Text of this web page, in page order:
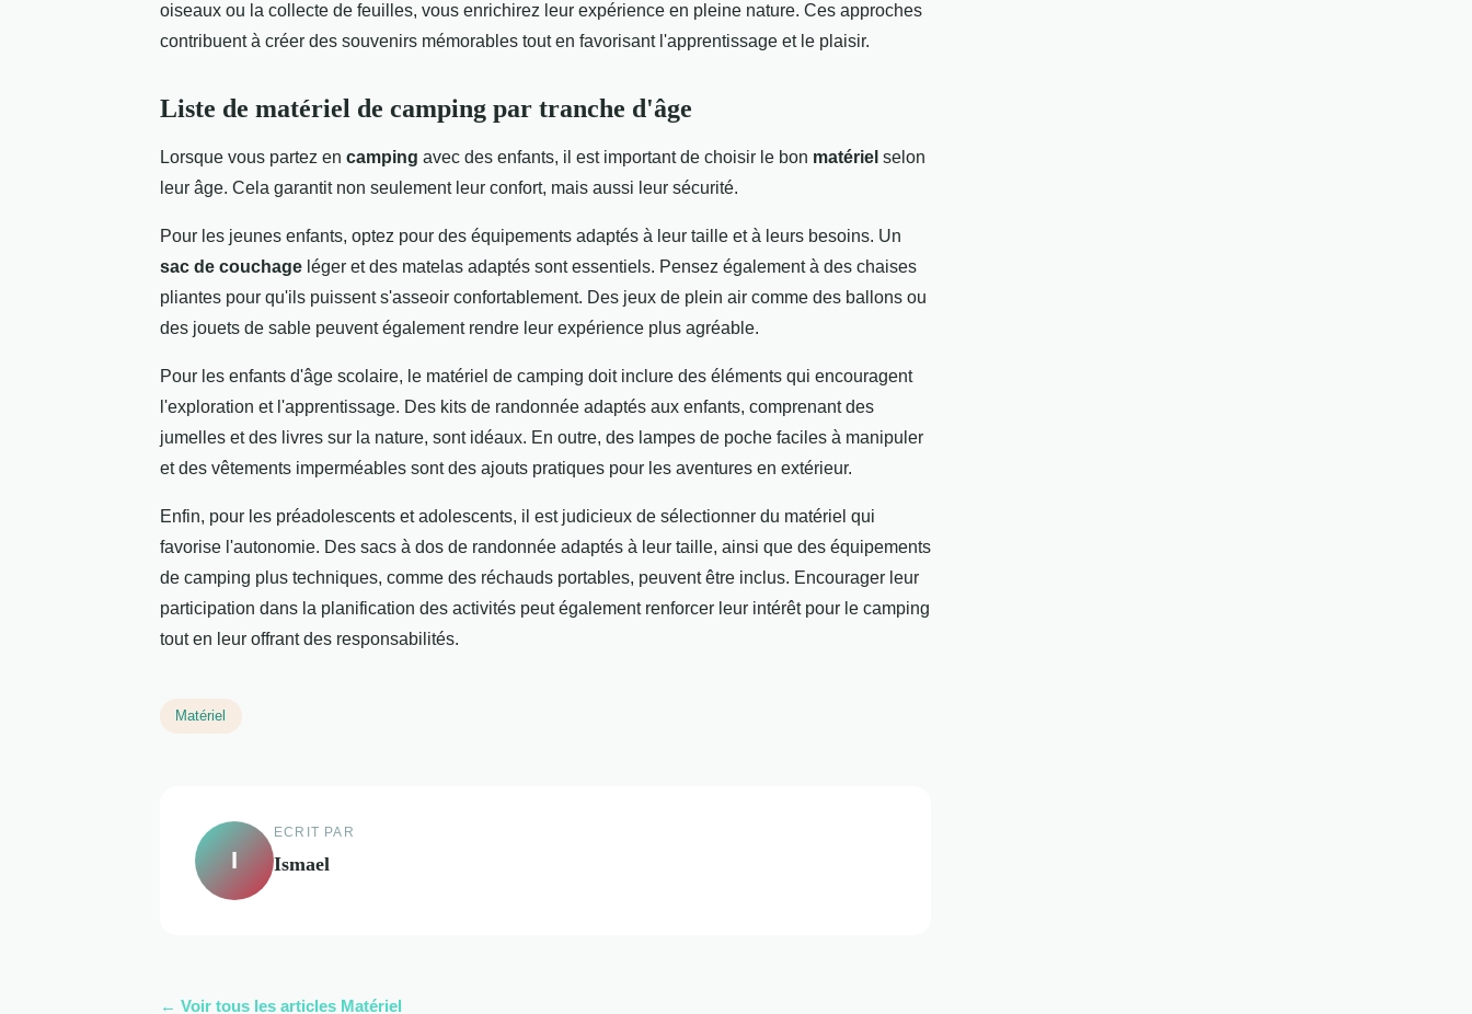
oiseaux ou la collecte de feuilles, vous enrichirez leur expérience en pleine nature. Ces approches
contribuent à créer des souvenirs mémorables tout en favorisant l'apprentissage et le plaisir.
Liste de matériel de camping par tranche d'âge
Lorsque vous partez en camping avec des enfants, il est important de choisir le bon matériel selon
leur âge. Cela garantit non seulement leur confort, mais aussi leur sécurité.
Pour les jeunes enfants, optez pour des équipements adaptés à leur taille et à leurs besoins. Un
sac de couchage léger et des matelas adaptés sont essentiels. Pensez également à des chaises
pliantes pour qu'ils puissent s'asseoir confortablement. Des jeux de plein air comme des ballons ou
des jouets de sable peuvent également rendre leur expérience plus agréable.
Pour les enfants d'âge scolaire, le matériel de camping doit inclure des éléments qui encouragent
l'exploration et l'apprentissage. Des kits de randonnée adaptés aux enfants, comprenant des
jumelles et des livres sur la nature, sont idéaux. En outre, des lampes de poche faciles à manipuler
et des vêtements imperméables sont des ajouts pratiques pour les aventures en extérieur.
Enfin, pour les préadolescents et adolescents, il est judicieux de sélectionner du matériel qui
favorise l'autonomie. Des sacs à dos de randonnée adaptés à leur taille, ainsi que des équipements
de camping plus techniques, comme des réchauds portables, peuvent être inclus. Encourager leur
participation dans la planification des activités peut également renforcer leur intérêt pour le camping
tout en leur offrant des responsabilités.
Matériel
I
ECRIT PAR
Ismael
← Voir tous les articles Matériel